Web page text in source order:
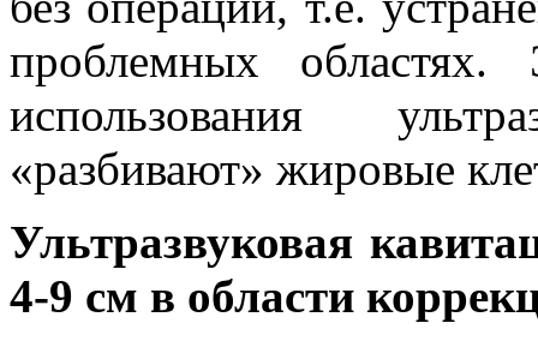
проблемных областях.
использования
«разбивают» жировые
Ультразвуковая
4-9 см в области